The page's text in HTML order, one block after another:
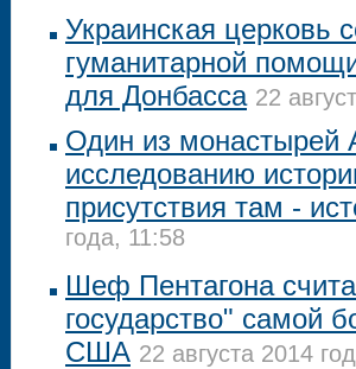
Украинская церковь
гуманитарной
для Донбасса 22
Один из монастырей
исследованию
присутствия там -
года, 11:58
Шеф Пентагона
государство" самой
США 22 августа 2014